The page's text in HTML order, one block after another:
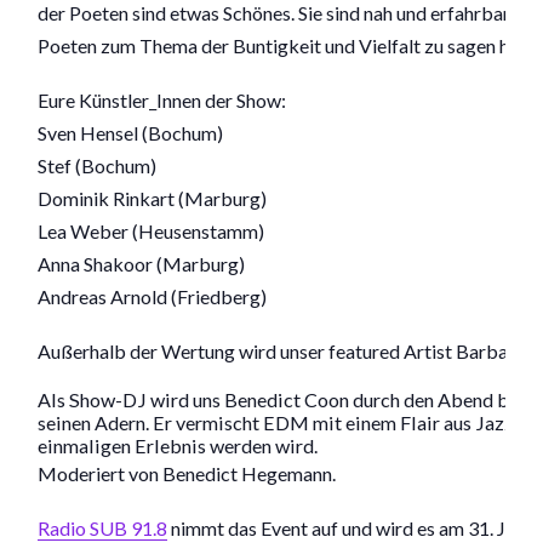
der Poeten sind etwas Schönes. Sie sind nah und erfahrbar.
Poeten zum Thema der Buntigkeit und Vielfalt zu sagen
Eure Künstler_Innen der Show:
Sven Hensel (Bochum)
Stef (Bochum)
Dominik Rinkart (Marburg)
Lea Weber (Heusenstamm)
Anna Shakoor (Marburg)
Andreas Arnold (Friedberg)
Außerhalb der Wertung wird unser featured Artist Barbara
Als Show-DJ wird uns Benedict Coon durch den Abend
seinen Adern. Er vermischt EDM mit einem Flair aus Jazz,
einmaligen Erlebnis werden wird.
Moderiert von Benedict Hegemann.
Radio SUB 91.8 nimmt das Event auf und wird es am 31. Juli